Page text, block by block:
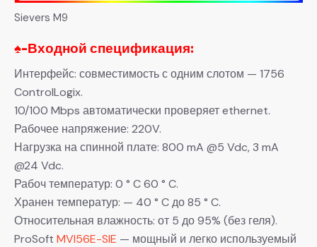
Sievers M9
♠-Входной спецификация:
Интерфейс: совместимость с одним слотом — 1756
ControlLogix.
10/100 Mbps автоматически проверяет ethernet.
Рабочее напряжение: 220V.
Нагрузка на спинной плате: 800 mA @5 Vdc, 3 mA
@24 Vdc.
Рабоч температур: 0 ° C 60 ° C.
Хранен температур: — 40 ° C до 85 ° C.
Относительная влажность: от 5 до 95% (без геля).
ProSoft MVI56E-SIE — мощный и легко используемый